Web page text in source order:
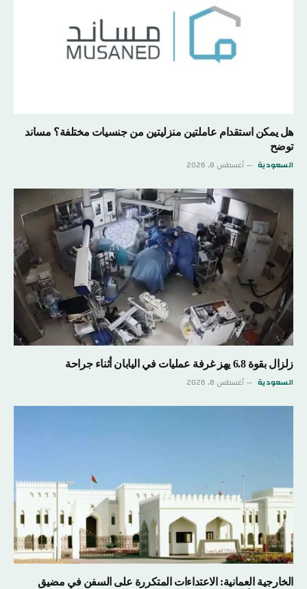
هل يمكن استقدام عاملتين منزليتين من جنسيات مختلفة؟ مساند
توضح
السعودية أغسطس 8, 2026
زلزال بقوة 6.8 يهز غرفة عمليات في اليابان أثناء جراحة
السعودية أغسطس 8, 2026
الخارجية العمانية: الاعتداءات المتكررة على السفن في مضيق